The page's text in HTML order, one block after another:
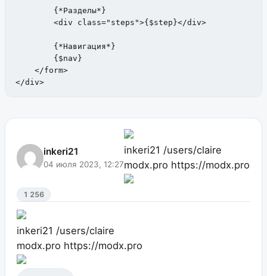
        {*Разделы*}
        <div class="steps">{$step}</div>
        {*Навигация*}
        {$nav}
    </form>
</div>
inkeri21
04 июля 2023, 12:27
inkeri21 /users/claire
modx.pro https://modx.pro
1 256
inkeri21 /users/claire
modx.pro https://modx.pro